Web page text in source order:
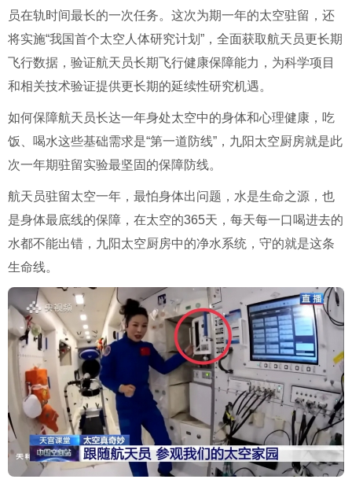
员在轨时间最长的一次任务。这次为期一年的太空驻留，还
将实施“我国首个太空人体研究计划”，全面获取航天员更长期
飞行数据，验证航天员长期飞行健康保障能力，为科学项目
和相关技术验证提供更长期的延续性研究机遇。
如何保障航天员长达一年身处太空中的身体和心理健康，吃
饭、喝水这些基础需求是“第一道防线”，九阳太空厨房就是此
次一年期驻留实验最坚固的保障防线。
航天员驻留太空一年，最怕身体出问题，水是生命之源，也
是身体最底线的保障，在太空的365天，每天每一口喝进去的
水都不能出错，九阳太空厨房中的净水系统，守的就是这条
生命线。